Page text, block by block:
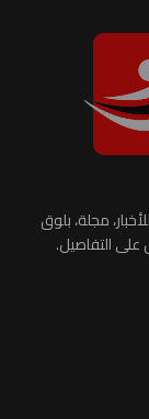
مجلة، بلوق
التفاصيل.